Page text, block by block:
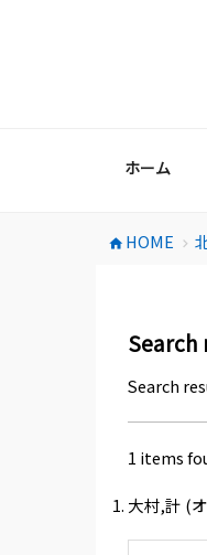
ホーム
home HOME chevron_right
Search
Search
1 items
大村,計 (